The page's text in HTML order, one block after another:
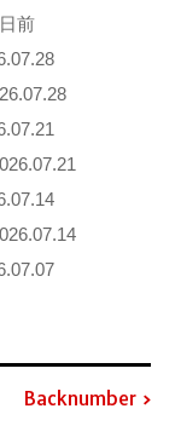
前
Backnumber